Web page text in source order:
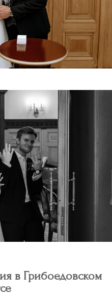
в Грибоедовском